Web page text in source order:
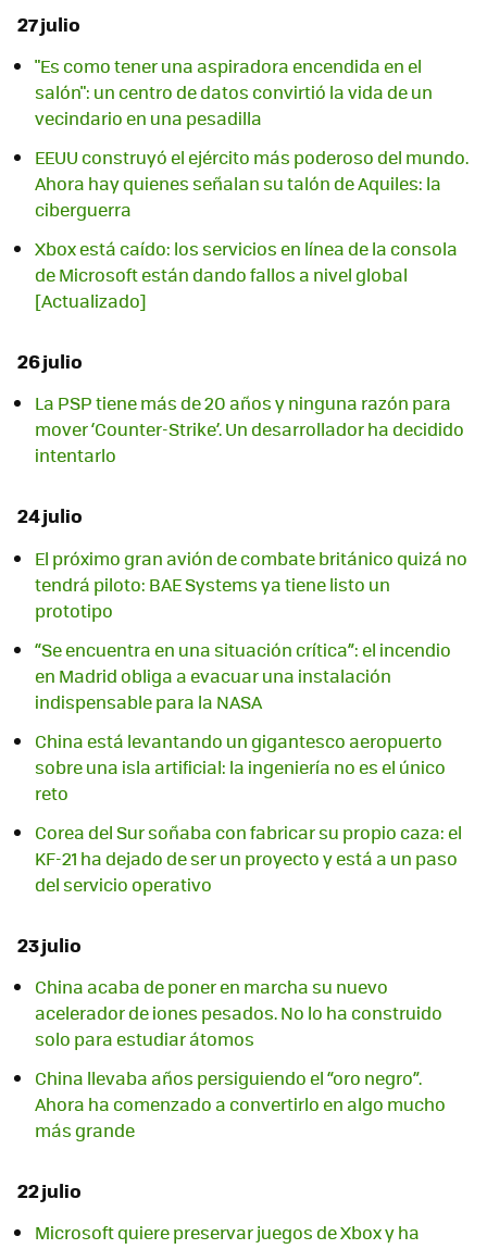
27 julio
"Es como tener una aspiradora encendida en el
salón": un centro de datos convirtió la vida de un
vecindario en una pesadilla
EEUU construyó el ejército más poderoso del mundo.
Ahora hay quienes señalan su talón de Aquiles: la
ciberguerra
Xbox está caído: los servicios en línea de la consola
de Microsoft están dando fallos a nivel global
[Actualizado]
26 julio
La PSP tiene más de 20 años y ninguna razón para
mover ‘Counter-Strike’. Un desarrollador ha decidido
intentarlo
24 julio
El próximo gran avión de combate británico quizá no
tendrá piloto: BAE Systems ya tiene listo un
prototipo
“Se encuentra en una situación crítica”: el incendio
en Madrid obliga a evacuar una instalación
indispensable para la NASA
China está levantando un gigantesco aeropuerto
sobre una isla artificial: la ingeniería no es el único
reto
Corea del Sur soñaba con fabricar su propio caza: el
KF-21 ha dejado de ser un proyecto y está a un paso
del servicio operativo
23 julio
China acaba de poner en marcha su nuevo
acelerador de iones pesados. No lo ha construido
solo para estudiar átomos
China llevaba años persiguiendo el “oro negro”.
Ahora ha comenzado a convertirlo en algo mucho
más grande
22 julio
Microsoft quiere preservar juegos de Xbox y ha